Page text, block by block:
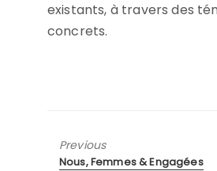
existants, à travers des
concrets.
Previous
Previous
Nous, Femmes & Engagées